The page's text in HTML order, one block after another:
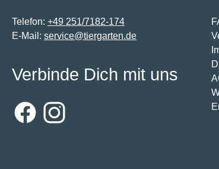
Telefon: +49 251/7182-174
E-Mail: service@tiergarten.de
Verbinde Dich mit uns
FacebookInstagram